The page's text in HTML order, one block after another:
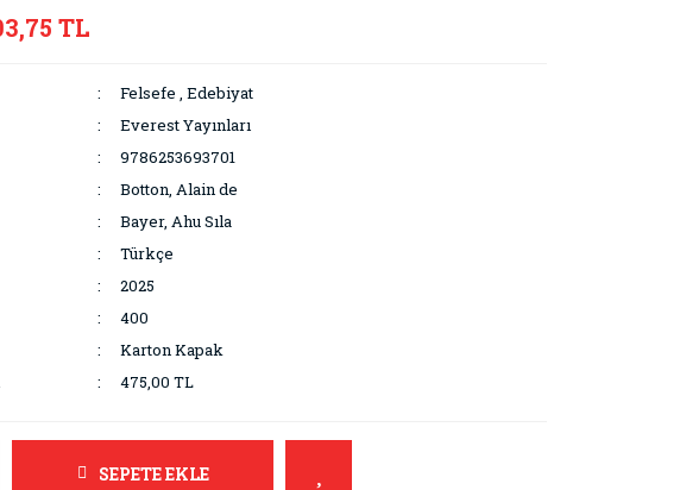
TL
Felsefe , Edebiyat
Everest Yayınları
9786253693701
Botton, Alain de
Bayer, Ahu Sıla
Türkçe
2025
400
Karton Kapak
475,00 TL
SEPETE EKLE